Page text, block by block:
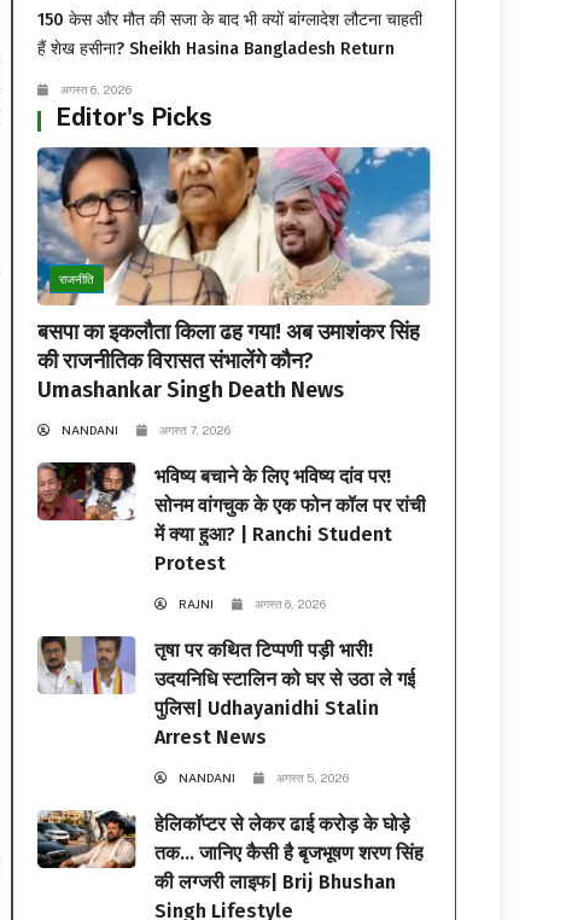
150 केस और मौत की सजा के बाद भी क्यों बांग्लादेश लौटना चाहती
हैं शेख हसीना? Sheikh Hasina Bangladesh Return
अगस्त 6, 2026
Editor's Picks
राजनीति
बसपा का इकलौता किला ढह गया! अब उमाशंकर सिंह
की राजनीतिक विरासत संभालेंगे कौन?
Umashankar Singh Death News
NANDANI अगस्त 7, 2026
भविष्य बचाने के लिए भविष्य दांव पर!
सोनम वांगचुक के एक फोन कॉल पर रांची
में क्या हुआ? | Ranchi Student
Protest
RAJNI अगस्त 6, 2026
तृषा पर कथित टिप्पणी पड़ी भारी!
उदयनिधि स्टालिन को घर से उठा ले गई
पुलिस| Udhayanidhi Stalin
Arrest News
NANDANI अगस्त 5, 2026
हेलिकॉप्टर से लेकर ढाई करोड़ के घोड़े
तक… जानिए कैसी है बृजभूषण शरण सिंह
की लग्जरी लाइफ| Brij Bhushan
Singh Lifestyle